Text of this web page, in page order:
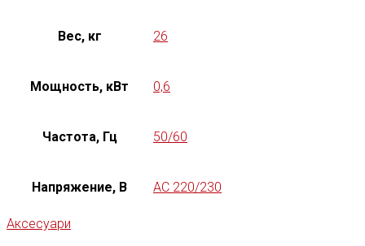
Вес, кг 26
Мощность, кВт 0,6
Частота, Гц 50/60
Напряжение, В AC 220/230
Аксесуари